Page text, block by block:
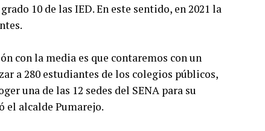
10 de las IED. En este sentido, en 2021 la
con la media es que contaremos con un
a 280 estudiantes de los colegios públicos,
una de las 12 sedes del SENA para su
el alcalde Pumarejo.